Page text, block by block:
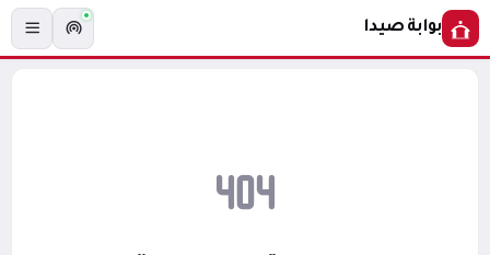
بوابة صيدا